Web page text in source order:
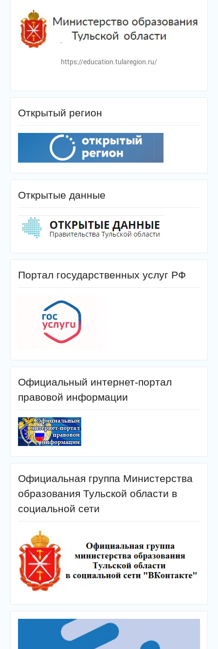
https://education.tularegion.ru/
Открытый регион
Открытые данные
Портал государственных услуг РФ
Официальный интернет-портал
правовой информации
Официальная группа Министерства
образования Тульской области в
социальной сети